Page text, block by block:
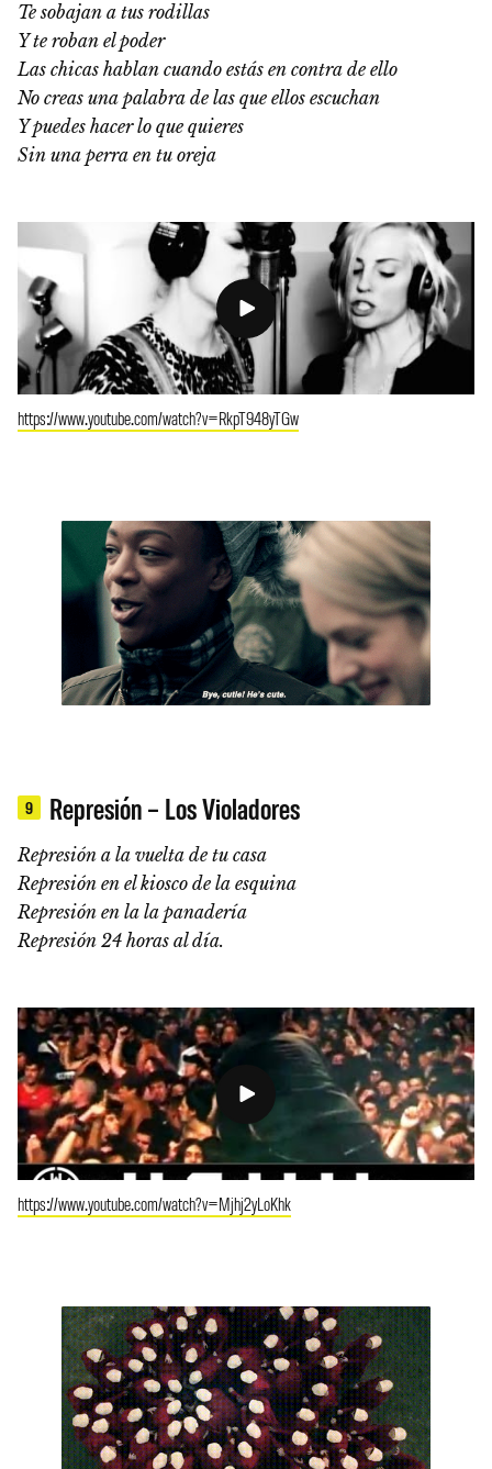
Te sobajan a tus rodillas
Y te roban el poder
Las chicas hablan cuando estás en contra de ello
No creas una palabra de las que ellos escuchan
Y puedes hacer lo que quieres
Sin una perra en tu oreja
https://www.youtube.com/watch?v=RkpT948yTGw
9 Represión – Los Violadores
Represión a la vuelta de tu casa
Represión en el kiosco de la esquina
Represión en la la panadería
Represión 24 horas al día.
https://www.youtube.com/watch?v=Mjhj2yLoKhk